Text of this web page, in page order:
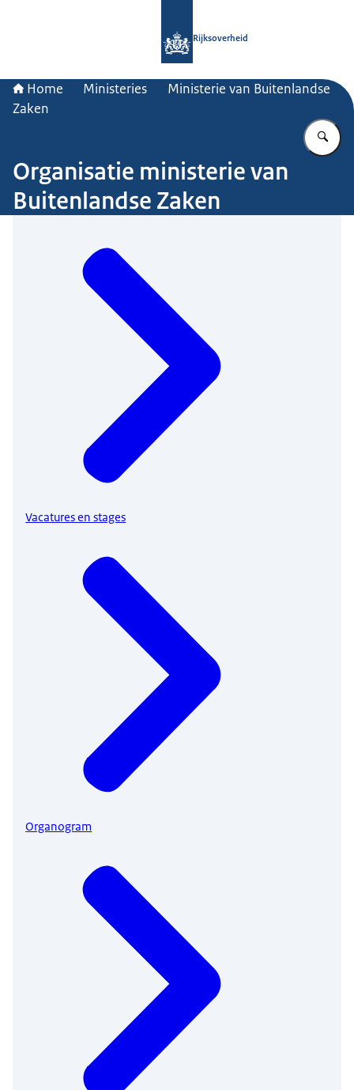
Rijksoverheid
Home Ministeries
Ministerie van Buitenlandse
Zaken
Organisatie ministerie van
Buitenlandse Zaken
Vacatures en stages
Organogram